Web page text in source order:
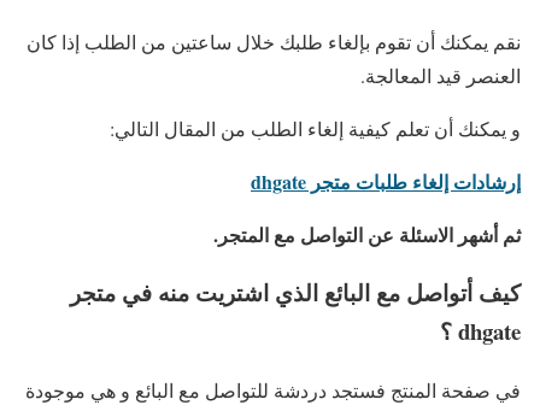
نقم يمكنك أن تقوم بإلغاء طلبك خلال ساعتين من الطلب إذا كان
العنصر قيد المعالجة.
و يمكنك أن تعلم كيفية إلغاء الطلب من المقال التالي:
إرشادات إلغاء طلبات متجر dhgate
ثم أشهر الاسئلة عن التواصل مع المتجر.
كيف أتواصل مع البائع الذي اشتريت منه في متجر
dhgate ؟
في صفحة المنتج فستجد دردشة للتواصل مع البائع و هي موجودة